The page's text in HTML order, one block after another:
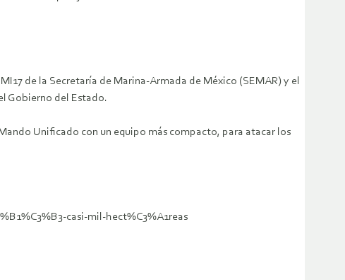
de la Secretaría de Marina-Armada de México (SEMAR) y el
Gobierno del Estado.
Unificado con un equipo más compacto, para atacar los
casi-mil-hect%C3%A1reas